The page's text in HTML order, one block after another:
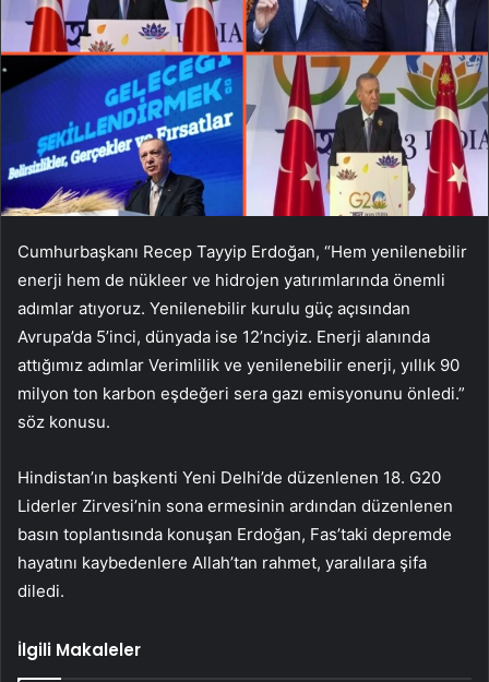
Cumhurbaşkanı Recep Tayyip Erdoğan, “Hem yenilenebilir
enerji hem de nükleer ve hidrojen yatırımlarında önemli
adımlar atıyoruz. Yenilenebilir kurulu güç açısından
Avrupa’da 5’inci, dünyada ise 12’nciyiz. Enerji alanında
attığımız adımlar Verimlilik ve yenilenebilir enerji, yıllık 90
milyon ton karbon eşdeğeri sera gazı emisyonunu önledi.”
söz konusu.
Hindistan’ın başkenti Yeni Delhi’de düzenlenen 18. G20
Liderler Zirvesi’nin sona ermesinin ardından düzenlenen
basın toplantısında konuşan Erdoğan, Fas’taki depremde
hayatını kaybedenlere Allah’tan rahmet, yaralılara şifa
diledi.
İlgili Makaleler